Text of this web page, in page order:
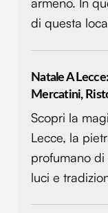
informazioni sul
nostri partner che
raccolto dal tuo
di questa
Natale A
Mercatini,
Scopri la
Lecce, la
profumano
luci e